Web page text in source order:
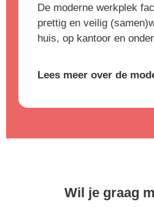
De moderne werkplek
prettig en veilig
huis, op kantoor en
Lees meer over de
Wil je graag